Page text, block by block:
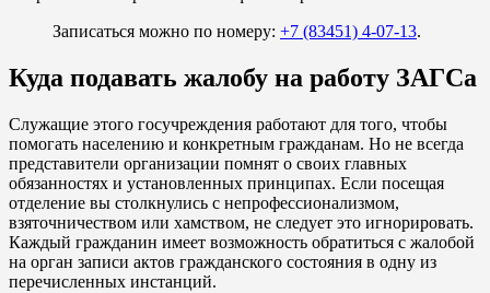
Записаться можно по номеру: +7 (83451) 4-07-13.
Куда подавать жалобу на работу ЗАГСа
Служащие этого госучреждения работают для того, чтобы
помогать населению и конкретным гражданам. Но не всегда
представители организации помнят о своих главных
обязанностях и установленных принципах. Если посещая
отделение вы столкнулись с непрофессионализмом,
взяточничеством или хамством, не следует это игнорировать.
Каждый гражданин имеет возможность обратиться с жалобой
на орган записи актов гражданского состояния в одну из
перечисленных инстанций.